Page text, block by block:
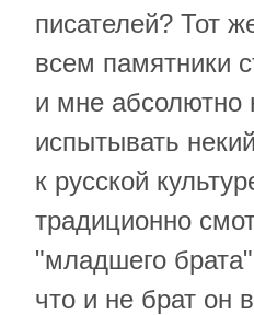
писателей? Тот
всем памятники
и мне абсолютно
испытывать
к русской
традиционно
"младшего
что и не брат он